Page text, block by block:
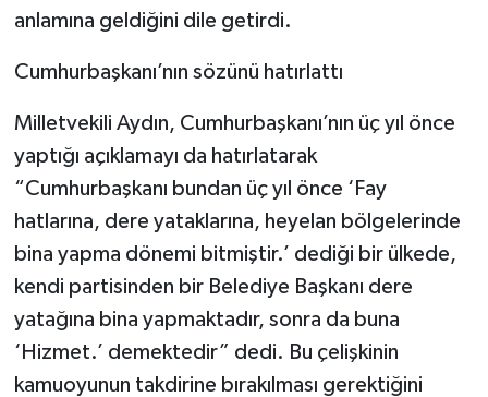
anlamına geldiğini dile getirdi.
Cumhurbaşkanı’nın sözünü hatırlattı
Milletvekili Aydın, Cumhurbaşkanı’nın üç yıl önce
yaptığı açıklamayı da hatırlatarak
“Cumhurbaşkanı bundan üç yıl önce ‘Fay
hatlarına, dere yataklarına, heyelan bölgelerinde
bina yapma dönemi bitmiştir.’ dediği bir ülkede,
kendi partisinden bir Belediye Başkanı dere
yatağına bina yapmaktadır, sonra da buna
‘Hizmet.’ demektedir” dedi. Bu çelişkinin
kamuoyunun takdirine bırakılması gerektiğini